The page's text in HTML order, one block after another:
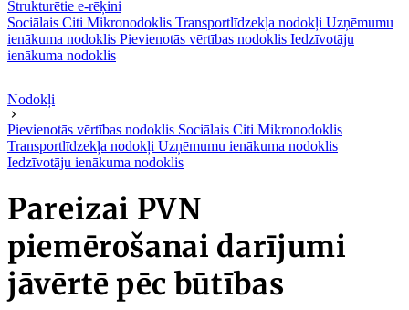
Strukturētie e-rēķini
Sociālais Citi Mikronodoklis Transportlīdzekļa nodokļi Uzņēmumu
ienākuma nodoklis Pievienotās vērtības nodoklis Iedzīvotāju
ienākuma nodoklis
Nodokļi
Pievienotās vērtības nodoklis Sociālais Citi Mikronodoklis
Transportlīdzekļa nodokļi Uzņēmumu ienākuma nodoklis
Iedzīvotāju ienākuma nodoklis
Pareizai PVN
piemērošanai darījumi
jāvērtē pēc būtības